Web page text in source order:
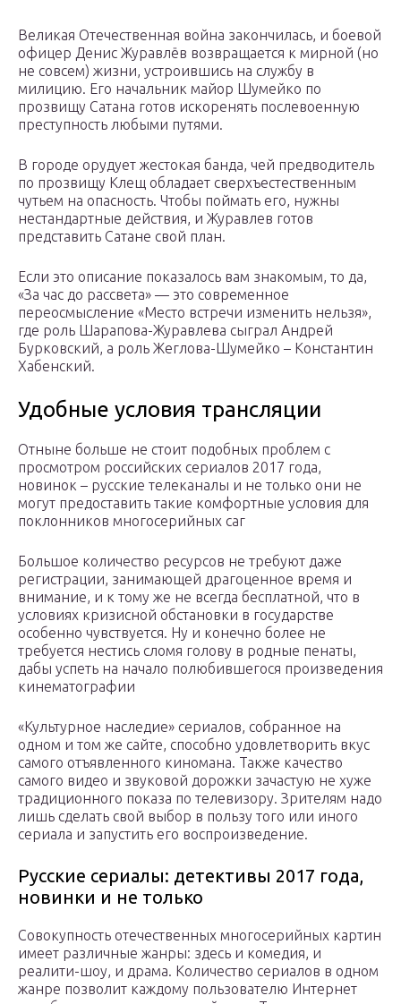
Великая Отечественная война закончилась, и боевой
офицер Денис Журавлёв возвращается к мирной (но
не совсем) жизни, устроившись на службу в
милицию. Его начальник майор Шумейко по
прозвищу Сатана готов искоренять послевоенную
преступность любыми путями.
В городе орудует жестокая банда, чей предводитель
по прозвищу Клещ обладает сверхъестественным
чутьем на опасность. Чтобы поймать его, нужны
нестандартные действия, и Журавлев готов
представить Сатане свой план.
Если это описание показалось вам знакомым, то да,
«За час до рассвета» — это современное
переосмысление «Место встречи изменить нельзя»,
где роль Шарапова-Журавлева сыграл Андрей
Бурковский, а роль Жеглова-Шумейко – Константин
Хабенский.
Удобные условия трансляции
Отныне больше не стоит подобных проблем с
просмотром российских сериалов 2017 года,
новинок – русские телеканалы и не только они не
могут предоставить такие комфортные условия для
поклонников многосерийных саг
Большое количество ресурсов не требуют даже
регистрации, занимающей драгоценное время и
внимание, и к тому же не всегда бесплатной, что в
условиях кризисной обстановки в государстве
особенно чувствуется. Ну и конечно более не
требуется нестись сломя голову в родные пенаты,
дабы успеть на начало полюбившегося произведения
кинематографии
«Культурное наследие» сериалов, собранное на
одном и том же сайте, способно удовлетворить вкус
самого отъявленного киномана. Также качество
самого видео и звуковой дорожки зачастую не хуже
традиционного показа по телевизору. Зрителям надо
лишь сделать свой выбор в пользу того или иного
сериала и запустить его воспроизведение.
Русские сериалы: детективы 2017 года,
новинки и не только
Совокупность отечественных многосерийных картин
имеет различные жанры: здесь и комедия, и
реалити-шоу, и драма. Количество сериалов в одном
жанре позволит каждому пользователю Интернет